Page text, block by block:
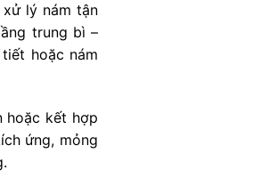
lý nám tận
trung bì –
hoặc nám
hoặc kết hợp
ứng, mỏng